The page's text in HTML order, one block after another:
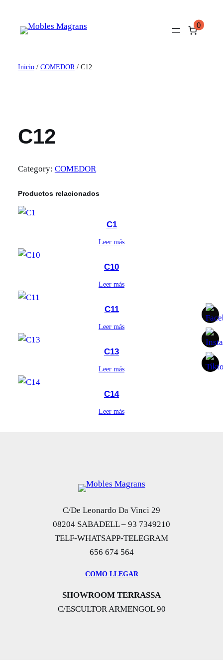
contenido
0
Inicio/ COMEDOR / C12
C12
Category: COMEDOR
Productos relacionados
C1
Leer más
C10
Leer más
C11
Leer más
C13
Leer más
C14
Leer más
C/De Leonardo Da Vinci 29
08204 SABADELL – 93 7349210
TELF-WHATSAPP-TELEGRAM
656 674 564
COMO LLEGAR
SHOWROOM TERRASSA
C/ESCULTOR ARMENGOL 90